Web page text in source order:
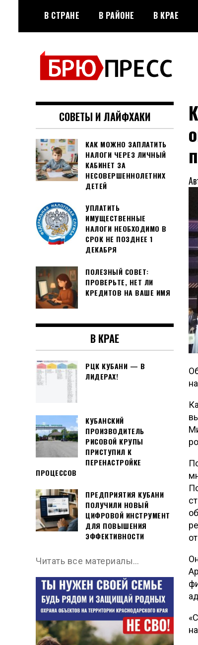
содержимому
В СТРАНЕ В РАЙОНЕ В КРАЕ
БРЮПРЕСС
Официальный сайт газеты
"Брюховецкие новости"
СОВЕТЫ И ЛАЙФХАКИ
КАК МОЖНО ЗАПЛАТИТЬ
НАЛОГИ ЧЕРЕЗ ЛИЧНЫЙ
КАБИНЕТ ЗА
НЕСОВЕРШЕННОЛЕТНИХ
ДЕТЕЙ
УПЛАТИТЬ
ИМУЩЕСТВЕННЫЕ
НАЛОГИ НЕОБХОДИМО В
СРОК НЕ ПОЗДНЕЕ 1
ДЕКАБРЯ
ПОЛЕЗНЫЙ СОВЕТ:
ПРОВЕРЬТЕ, НЕТ ЛИ
КРЕДИТОВ НА ВАШЕ ИМЯ
В КРАЕ
РЦК КУБАНИ — В
ЛИДЕРАХ!
КУБАНСКИЙ
ПРОИЗВОДИТЕЛЬ
РИСОВОЙ КРУПЫ
ПРИСТУПИЛ К
ПЕРЕНАСТРОЙКЕ
ПРОЦЕССОВ
ПРЕДПРИЯТИЯ КУБАНИ
ПОЛУЧИЛИ НОВЫЙ
ЦИФРОВОЙ ИНСТРУМЕНТ
ДЛЯ ПОВЫШЕНИЯ
ЭФФЕКТИВНОСТИ
Читать все материалы…